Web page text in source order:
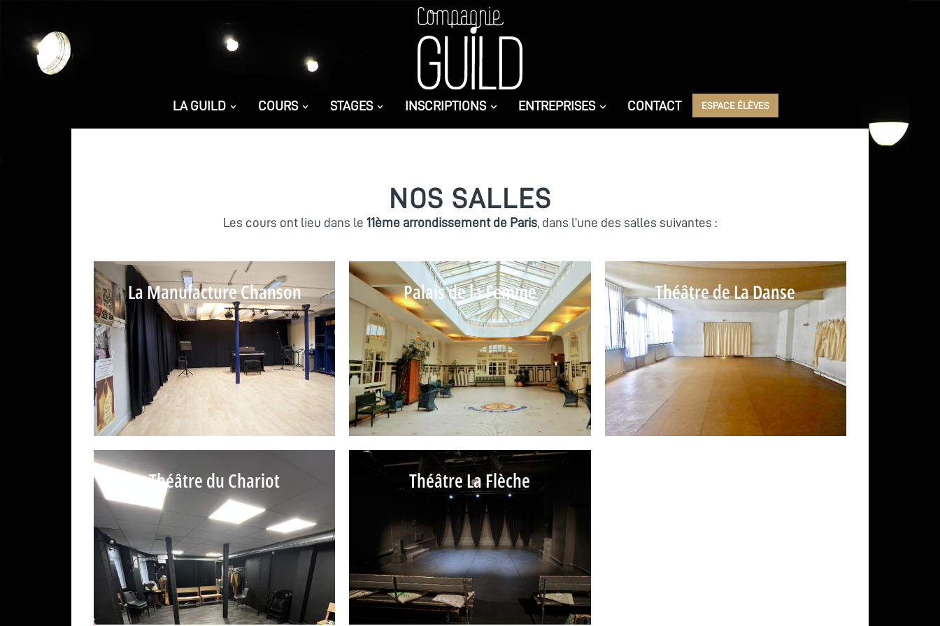
LA GUILD COURS STAGES INSCRIPTIONS ENTREPRISES CONTACT ESPACE ÉLÈVES
NOS SALLES​
Les cours ont lieu dans le 11ème arrondissement de Paris, dans l’une des salles suivantes :
La Manufacture Chanson Palais de la Femme Théâtre de La Danse
Théâtre du Chariot Théâtre La Flèche